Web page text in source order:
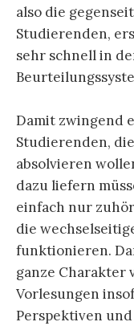
also die
Studierenden,
sehr schnell in
Damit zwingend
Studierenden,
absolvieren
dazu liefern
einfach nur
die
funktionieren.
ganze Charakter
Vorlesungen
Perspektiven